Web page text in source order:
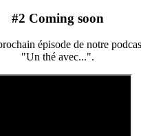
#2 Coming soon
épisode de notre
"Un thé avec...".